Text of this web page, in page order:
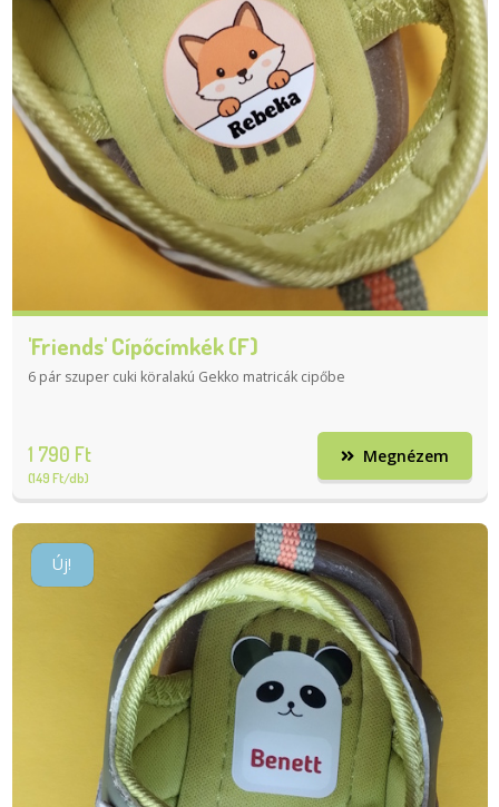
'Friends' Cípőcímkék (F)
6 pár szuper cuki köralakú Gekko matricák cipőbe
1 790 Ft
(149 Ft/db)
Megnézem
Új!